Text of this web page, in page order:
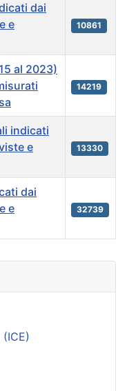
dai
e
10861
al 2023)
14219
indicati
e
13330
dai
e
32739